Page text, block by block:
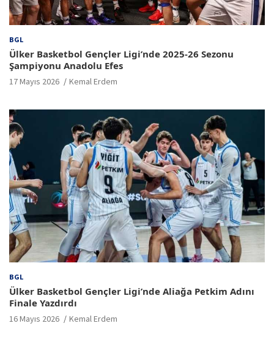
BGL
Ülker Basketbol Gençler Ligi’nde 2025-26 Sezonu
Şampiyonu Anadolu Efes
17 Mayıs 2026 Kemal Erdem
BGL
Ülker Basketbol Gençler Ligi’nde Aliağa Petkim Adını
Finale Yazdırdı
16 Mayıs 2026 Kemal Erdem